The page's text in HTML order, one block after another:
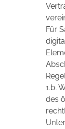
Für
1.b.
des